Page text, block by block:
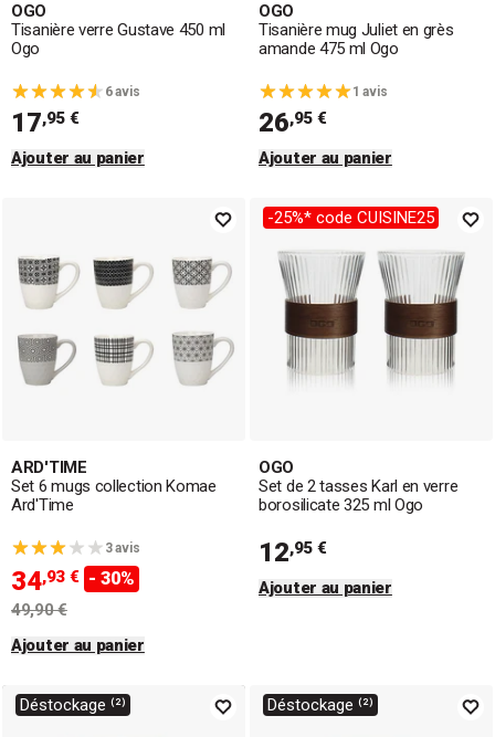
OGO
Tisanière verre Gustave 450 ml
Ogo
6 avis
17,95 €
Ajouter au panier
OGO
Tisanière mug Juliet en grès
amande 475 ml Ogo
1 avis
26,95 €
Ajouter au panier
ARD'TIME
Set 6 mugs collection Komae
Ard'Time
3 avis
34,93 € - 30%
49,90 €
Ajouter au panier
-25%* code CUISINE25
OGO
Set de 2 tasses Karl en verre
borosilicate 325 ml Ogo
12,95 €
Ajouter au panier
Déstockage ⁽²⁾ Déstockage ⁽²⁾